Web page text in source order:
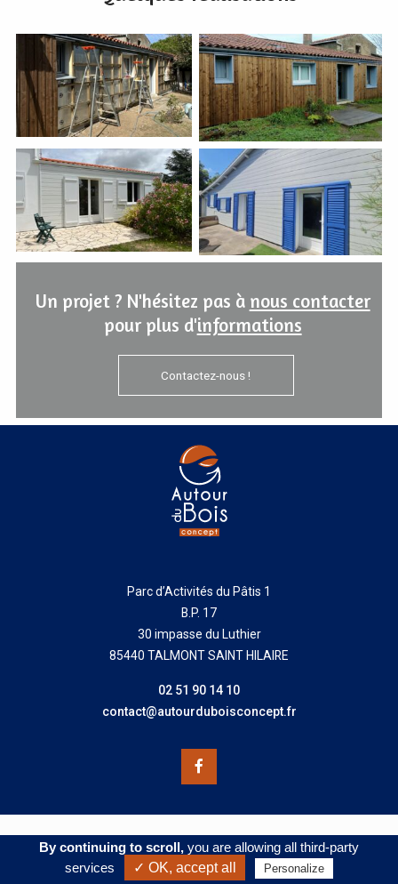
Un projet ? N'hésitez pas à nous contacter
pour plus d'informations
Contactez-nous !
Parc d’Activités du Pâtis 1
B.P. 17
30 impasse du Luthier
85440 TALMONT SAINT HILAIRE
02 51 90 14 10
contact@autourduboisconcept.fr
© 2026 - Autour du Bois Concept |Mentions légales|Données
Personnelles| Conception :Agence UPMOTION
By continuing to scroll,you are allowing all third-party
services
✓ OK, accept all Personalize